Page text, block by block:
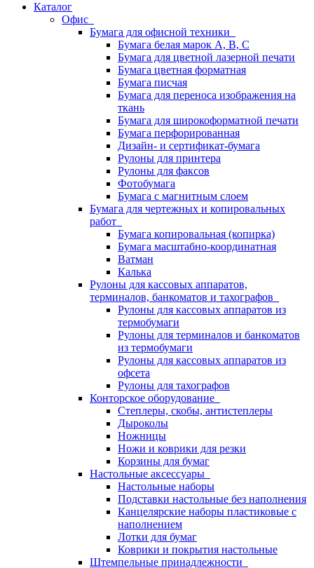
Каталог
Офис
Бумага для офисной техники
Бумага белая марок А, В, С
Бумага для цветной лазерной печати
Бумага цветная форматная
Бумага писчая
Бумага для переноса изображения на
ткань
Бумага для широкоформатной печати
Бумага перфорированная
Дизайн- и сертификат-бумага
Рулоны для принтера
Рулоны для факсов
Фотобумага
Бумага с магнитным слоем
Бумага для чертежных и копировальных
работ
Бумага копировальная (копирка)
Бумага масштабно-координатная
Ватман
Калька
Рулоны для кассовых аппаратов,
терминалов, банкоматов и тахографов
Рулоны для кассовых аппаратов из
термобумаги
Рулоны для терминалов и банкоматов
из термобумаги
Рулоны для кассовых аппаратов из
офсета
Рулоны для тахографов
Конторское оборудование
Степлеры, скобы, антистеплеры
Дыроколы
Ножницы
Ножи и коврики для резки
Корзины для бумаг
Настольные аксессуары
Настольные наборы
Подставки настольные без наполнения
Канцелярские наборы пластиковые с
наполнением
Лотки для бумаг
Коврики и покрытия настольные
Штемпельные принадлежности